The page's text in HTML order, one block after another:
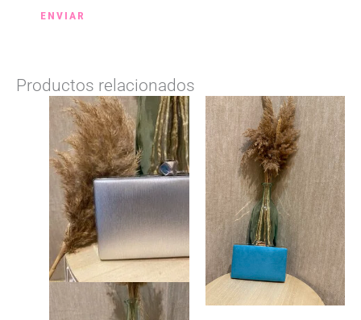
Productos relacionados